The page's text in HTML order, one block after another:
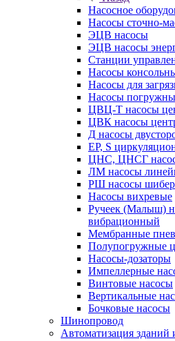
Насосное
Насосы сточно-
ЭЦВ насосы
ЭЦВ насосы
Станции
Насосы
Насосы для
Насосы
ЦВЦ-Т насосы
ЦВК насосы
Д насосы
EP, S
ЦНС, ЦНСГ
ЛМ насосы
РШ насосы
Насосы вихревые
Ручеек (Малыш)
вибрационный
Мембранные
Полупогружные
Насосы-дозаторы
Импеллерные
Винтовые насосы
Вертикальные
Бочковые насосы
Шинопровод
Автоматизация зданий